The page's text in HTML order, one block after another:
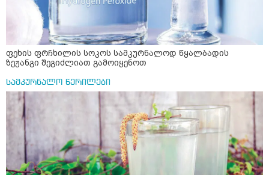
ფეხის ფრჩხილის სოკოს სამკურნალოდ წყალბადის
ზეჟანგი შეგიძლიათ გამოიყენოთ
სამკურნალო წერილები